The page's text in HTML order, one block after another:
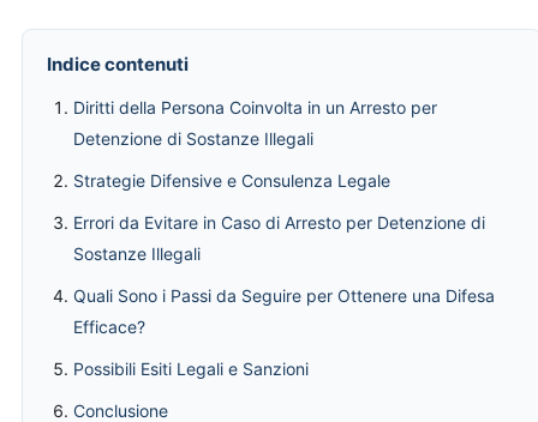
Indice contenuti
Diritti della Persona Coinvolta in un Arresto per
Detenzione di Sostanze Illegali
Strategie Difensive e Consulenza Legale
Errori da Evitare in Caso di Arresto per Detenzione di
Sostanze Illegali
Quali Sono i Passi da Seguire per Ottenere una Difesa
Efficace?
Possibili Esiti Legali e Sanzioni
Conclusione